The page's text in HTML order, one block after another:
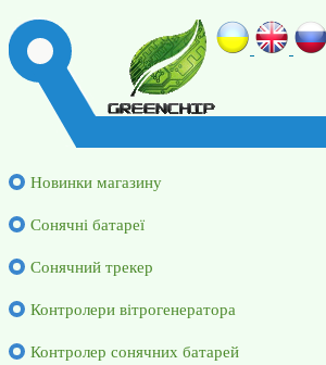
Новинки магазину
Cонячні батареї
Сонячний трекер
Контролери вітрогенератора
Контролер сонячних батарей